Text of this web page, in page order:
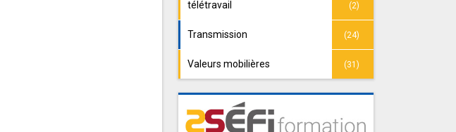
télétravail (2)
Transmission (24)
Valeurs mobilières (31)